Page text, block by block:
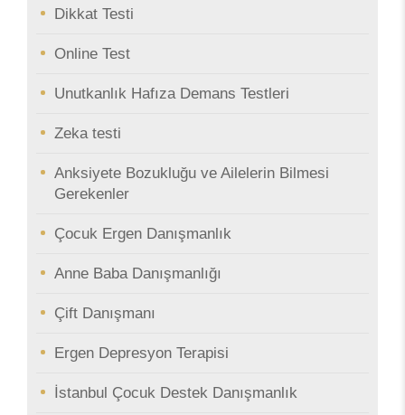
Dikkat Testi
Online Test
Unutkanlık Hafıza Demans Testleri
Zeka testi
Anksiyete Bozukluğu ve Ailelerin Bilmesi
Gerekenler
Çocuk Ergen Danışmanlık
Anne Baba Danışmanlığı
Çift Danışmanı
Ergen Depresyon Terapisi
İstanbul Çocuk Destek Danışmanlık